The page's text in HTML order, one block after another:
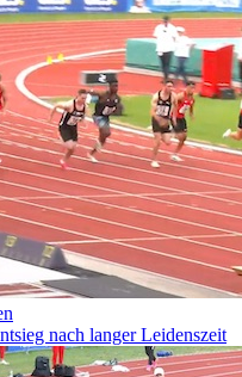
nach langer Leidenszeit